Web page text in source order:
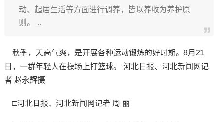
动、起居生活等方面进行调养，皆以养收为养护原
则。…
秋季，天高气爽，是开展各种运动锻炼的好时期。8月21
日，一群年轻人在操场上打篮球。 河北日报、河北新闻网记
者 赵永辉摄
□河北日报、河北新闻网记者 周 丽